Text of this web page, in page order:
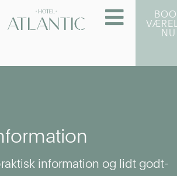
NU
information og lidt godt-